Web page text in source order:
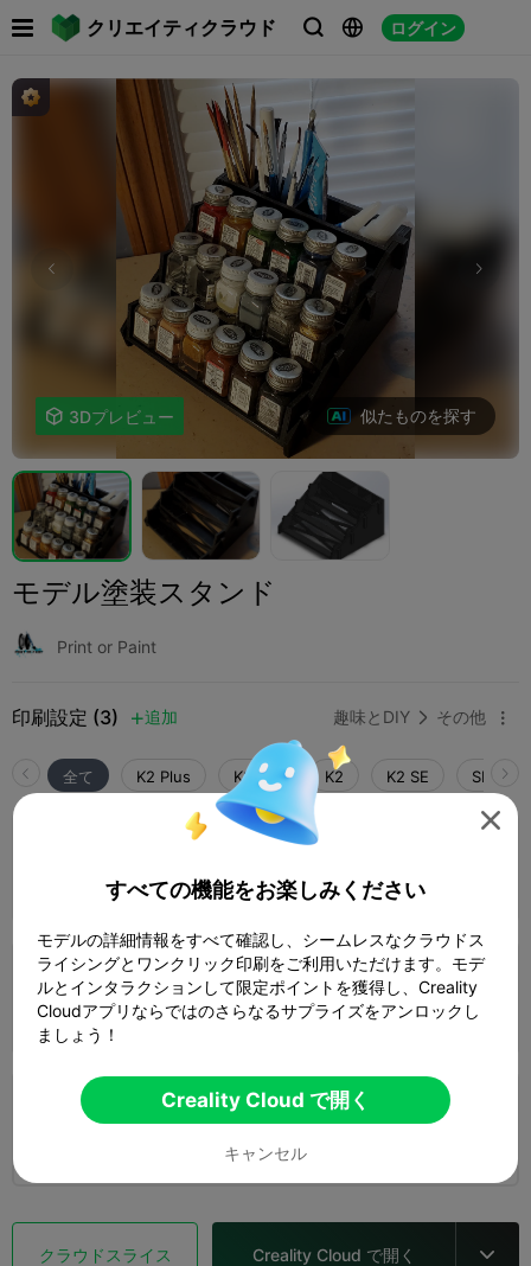
クリエイティクラウド   ログイン
 3Dプレビュー 似たものを探す
モデル塗装スタンド
Print or Paint
印刷設定 (3) 追加 趣味とDIY  その他 
全て K2 Plus K2 Pro K2 K2 SE
0.2mmレイヤー、2ウォール、15%インフィ
 04h 19m  1 プレート  129.97g
4.0
0.2mmレイヤー、2ウォール、15%インフィ
ル
 03h 50m  3 プレート  150.69g
0.2mmレイヤー、2ウォール、15%インフィ
ル
07h 38m 
クラウドスライス Creality Cloud で開く 

すべての機能をお楽しみください
モデルの詳細情報をすべて確認し、シームレスなクラウドス
ライシングとワンクリック印刷をご利用いただけます。モデ
ルとインタラクションして限定ポイントを獲得し、Creality
Cloudアプリならではのさらなるサプライズをアンロックし
ましょう！
Creality Cloud で開く
キャンセル